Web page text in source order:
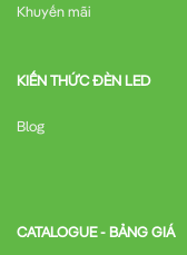
Khuyến mãi
KIẾN THỨC ĐÈN LED
Blog
CATALOGUE - BẢNG GIÁ